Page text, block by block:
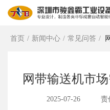
首页 / 新闻中心 / 常见问答 /
网带输送机市
2025-07-26 责